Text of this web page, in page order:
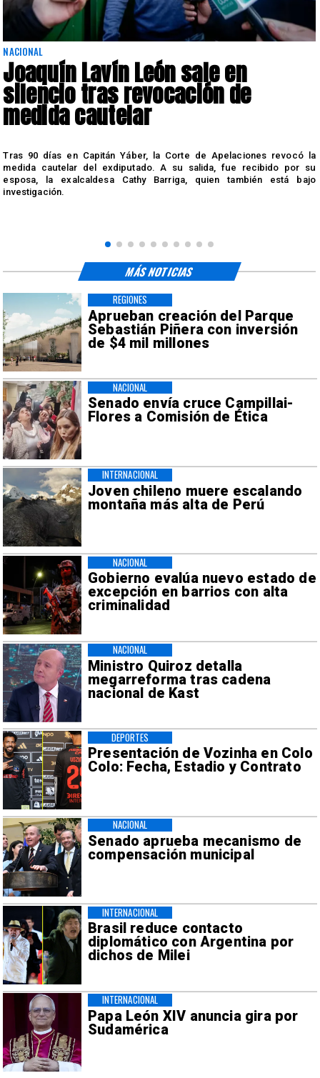
NACIONAL
Joaquín Lavín León sale en
silencio tras revocación de
medida cautelar
Tras 90 días en Capitán Yáber, la Corte de Apelaciones revocó la
medida cautelar del exdiputado. A su salida, fue recibido por su
esposa, la exalcaldesa Cathy Barriga, quien también está bajo
investigación.
Aprueban creación del Parque
Sebastián Piñera con inversión
de $4 mil millones
REGIONES
Senado envía cruce Campillai-
Flores a Comisión de Ética
NACIONAL
Joven chileno muere escalando
montaña más alta de Perú
INTERNACIONAL
Gobierno evalúa nuevo estado de
excepción en barrios con alta
criminalidad
NACIONAL
Ministro Quiroz detalla
megarreforma tras cadena
nacional de Kast
NACIONAL
Presentación de Vozinha en Colo
Colo: Fecha, Estadio y Contrato
DEPORTES
Senado aprueba mecanismo de
compensación municipal
NACIONAL
Brasil reduce contacto
diplomático con Argentina por
dichos de Milei
INTERNACIONAL
Papa León XIV anuncia gira por
Sudamérica
INTERNACIONAL
MÁS NOTICIAS